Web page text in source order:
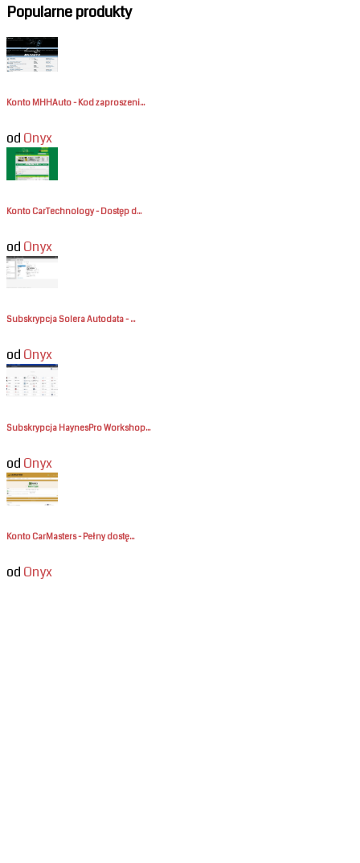
Popularne produkty
Konto MHHAuto - Kod zaproszeni...
od Onyx
Konto CarTechnology - Dostęp d...
od Onyx
Subskrypcja Solera Autodata - ...
od Onyx
Subskrypcja HaynesPro Workshop...
od Onyx
Konto CarMasters - Pełny dostę...
od Onyx